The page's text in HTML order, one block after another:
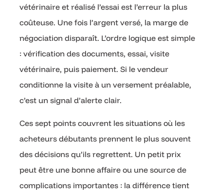
vétérinaire et réalisé l’essai est l’erreur la plus
coûteuse. Une fois l’argent versé, la marge de
négociation disparaît. L’ordre logique est simple
: vérification des documents, essai, visite
vétérinaire, puis paiement. Si le vendeur
conditionne la visite à un versement préalable,
c’est un signal d’alerte clair.
Ces sept points couvrent les situations où les
acheteurs débutants prennent le plus souvent
des décisions qu’ils regrettent. Un petit prix
peut être une bonne affaire ou une source de
complications importantes : la différence tient